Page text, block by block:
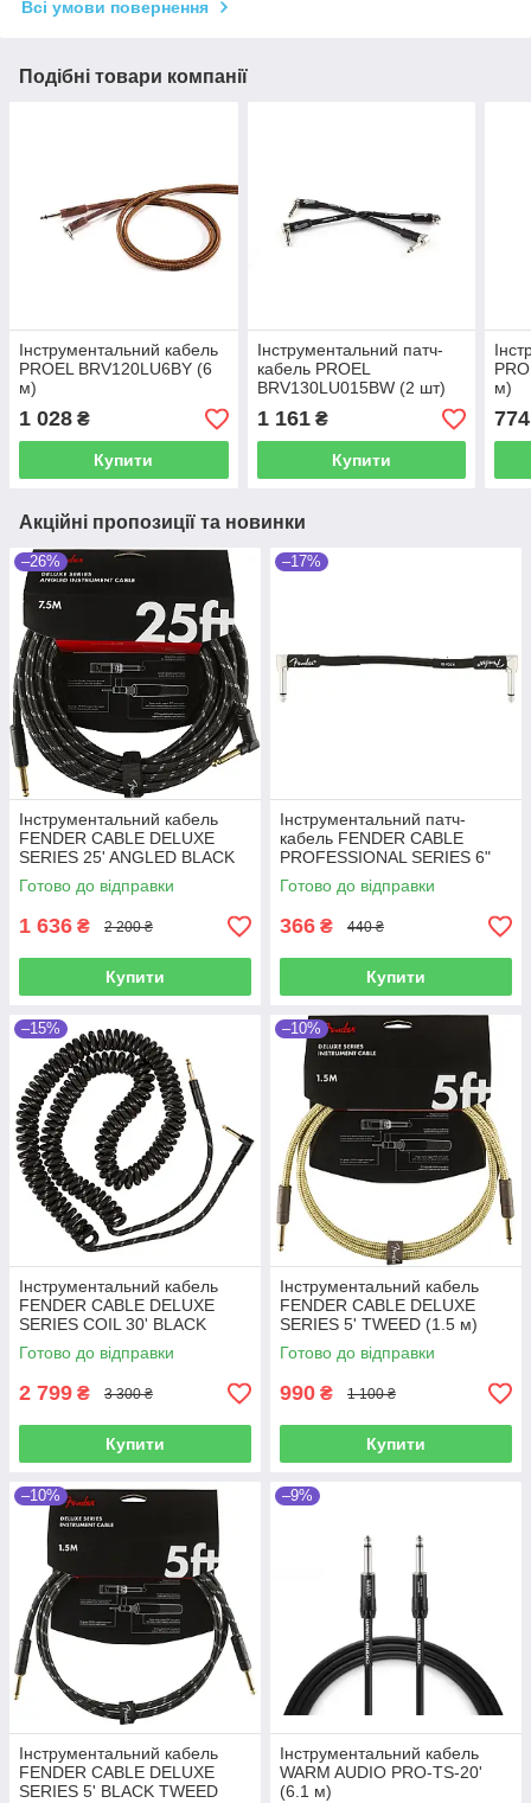
Всі умови повернення
Подібні товари компанії
Інструментальний кабель
PROEL BRV120LU6BY (6
м)
1 028 ₴
Купити
Інструментальний патч-
кабель PROEL
BRV130LU015BW (2 шт)
1 161₴
Купити
м)
774
Акційні пропозиції та новинки
–26%
Інструментальний кабель
FENDER CABLE DELUXE
SERIES 25' ANGLED BLACK
TWEED (7.5 м)
Готово до відправки
1 636 ₴ 2 200 ₴
Купити
–17%
Інструментальний патч-
кабель FENDER CABLE
PROFESSIONAL SERIES 6"
PATCH BLACK
Готово до відправки
366 ₴ 440 ₴
Купити
–15%
Інструментальний кабель
FENDER CABLE DELUXE
SERIES COIL 30' BLACK
TWEED
Готово до відправки
2 799 ₴ 3 300 ₴
Купити
–10%
Інструментальний кабель
FENDER CABLE DELUXE
SERIES 5' TWEED (1.5 м)
Готово до відправки
990 ₴ 1 100 ₴
Купити
–10%
Інструментальний кабель
FENDER CABLE DELUXE
SERIES 5' BLACK TWEED
–9%
Інструментальний кабель
WARM AUDIO PRO-TS-20'
(6.1 м)